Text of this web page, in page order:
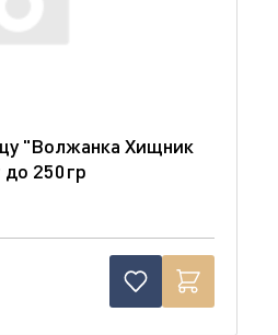
"Волжанка Хищник
до 250гр